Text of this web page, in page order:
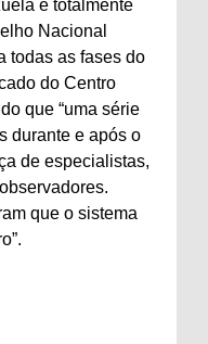
é totalmente
Nacional
todas as fases do
do Centro
que “uma série
durante e após o
de especialistas,
que o sistema